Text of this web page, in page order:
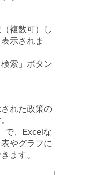
複数可）し
示されま
索」ボタン
れた政策の
で、Excelな
やグラフに
ます。